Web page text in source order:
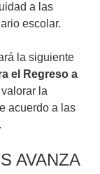
a las
escolar.
la siguiente
el Regreso a
la
acuerdo a las
AVANZA